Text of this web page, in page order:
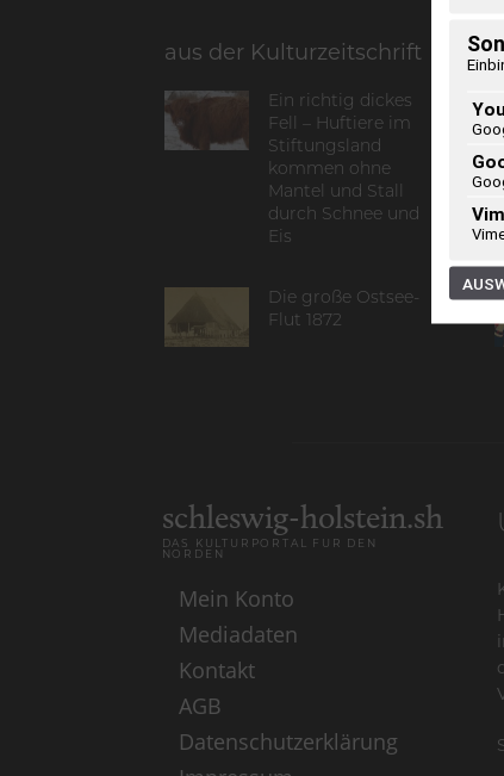
aus der Kulturzeitschrift
Ein richtig dickes
Fell – Huftiere im
Stiftungsland
kommen ohne
Mantel und Stall
durch Schnee und
Eis
Die große Ostsee-
Flut 1872
schleswig-holstein.sh
DAS KULTURPORTAL FÜR DEN
NORDEN
Mein Konto
Mediadaten
Kontakt
AGB
Datenschutzerklärung